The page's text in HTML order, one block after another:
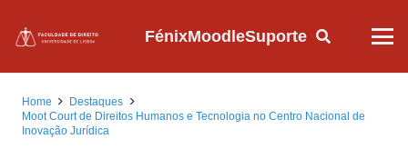
FénixMoodleSuporte
Home
Destaques
Moot Court de Direitos Humanos e Tecnologia no Centro Nacional de
Inovação Jurídica